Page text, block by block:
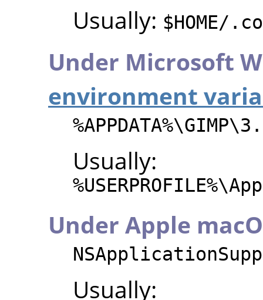
Usually: $HOME/
Under Microsoft
environment
Usually:
Under Apple